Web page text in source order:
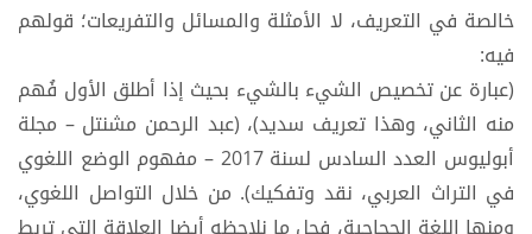
خالصة في التعريف، لا الأمثلة والمسائل والتفريعات؛ قولهم
فيه:
(عبارة عن تخصيص الشيء بالشيء بحيث إذا أطلق الأول فُهم
منه الثاني، وهذا تعريف سديد)، (عبد الرحمن مشنتل – مجلة
أبوليوس العدد السادس لسنة 2017 – مفهوم الوضع اللغوي
في التراث العربي، نقد وتفكيك). من خلال التواصل اللغوي،